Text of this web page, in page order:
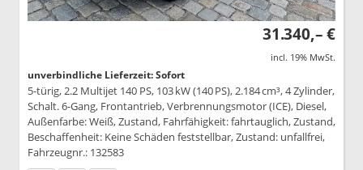
31.340,– €
incl. 19% MwSt.
unverbindliche Lieferzeit: Sofort
5-türig, 2.2 Multijet 140 PS, 103 kW (140 PS), 2.184 cm³, 4 Zylinder,
Schalt. 6-Gang, Frontantrieb, Verbrennungsmotor (ICE), Diesel,
Außenfarbe: Weiß, Zustand, Fahrfähigkeit: fahrtauglich, Zustand,
Beschaffenheit: Keine Schäden feststellbar, Zustand: unfallfrei,
Fahrzeugnr.: 132583